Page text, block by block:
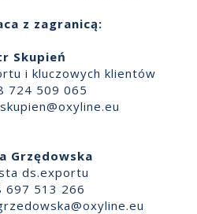
z zagranicą:
Skupień
i kluczowych klientów
724 509 065
Grzędowska
ds.exportu
697 513 266